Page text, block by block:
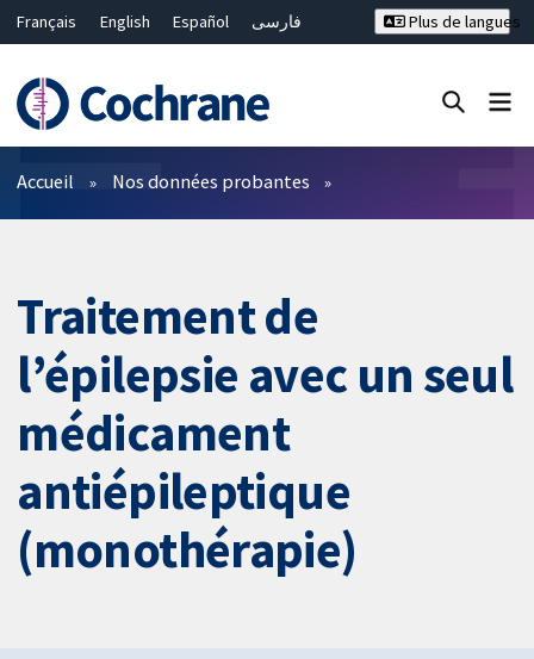
Français English Español
فارسی
Bahasa Malaysia
ไทย
繁體中文
简体中文
Plus de langues
Filtres
Accueil Nos données probantes
Traitement de
l’épilepsie avec un seul
médicament
antiépileptique
(monothérapie)